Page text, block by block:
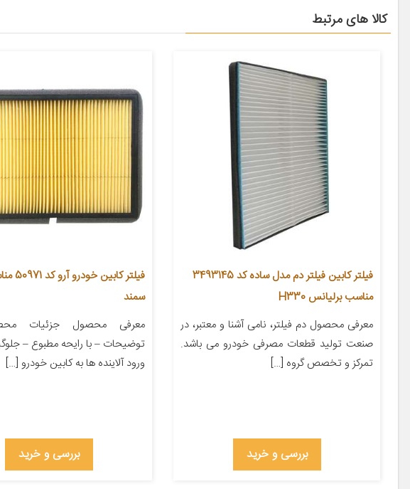
کالا های مرتبط
فیلتر کابین فیلتر دم مدل ساده کد 3493145
مناسب برلیانس H330
معرفی محصول دم فیلتر، نامی آشنا و معتبر، در
صنعت تولید قطعات مصرفی خودرو می باشد.
تمرکز و تخصص گروه […]
بررسی و خرید
فیلتر
سمند
معرفی محصول جزئیات
توضیحات – با رایحه مطبوع –
ورود آلاینده ها به کابین خودرو […]
بررسی و خرید